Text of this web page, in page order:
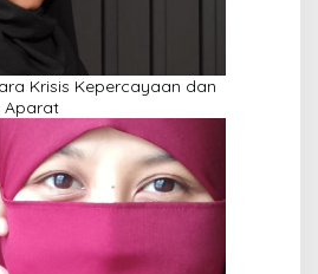
Krisis Kepercayaan dan
Aparat